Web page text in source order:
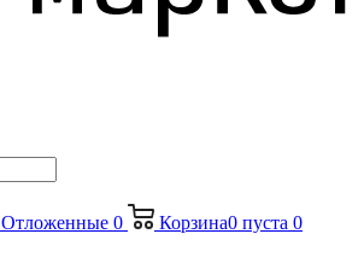
Отложенные 0 Корзина0 пуста 0